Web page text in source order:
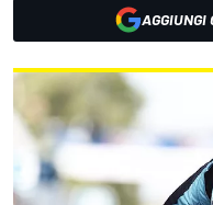
AGGIUNGI